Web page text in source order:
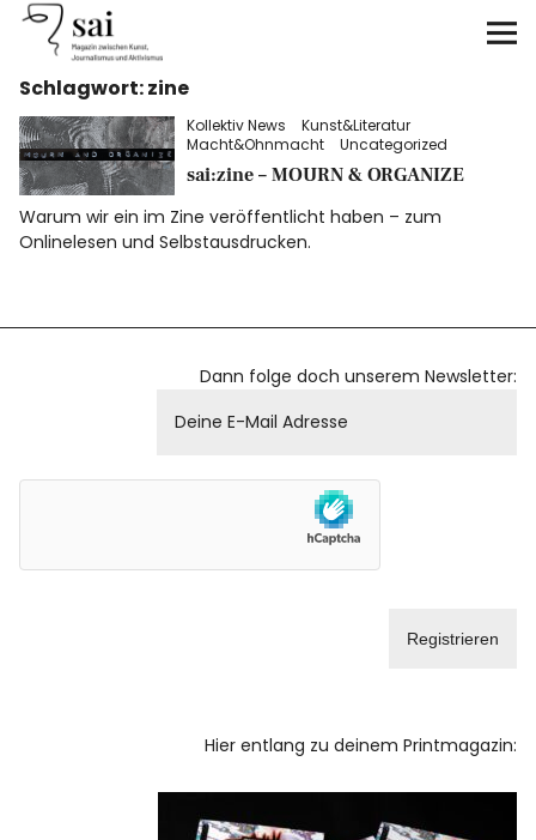
sai
Unterstützen
Klimagerechtigkeit
Antirassismus
Generation XYZ
Über uns
Schlagwort:zine
Kollektiv News
Kunst&Literatur
Macht&Ohnmacht
Uncategorized
sai:zine – MOURN & ORGANIZE
Warum wir ein im Zine veröffentlicht haben – zum
Onlinelesen und Selbstausdrucken.
Dann folge doch unserem Newsletter:
Hier entlang zu deinem Printmagazin: